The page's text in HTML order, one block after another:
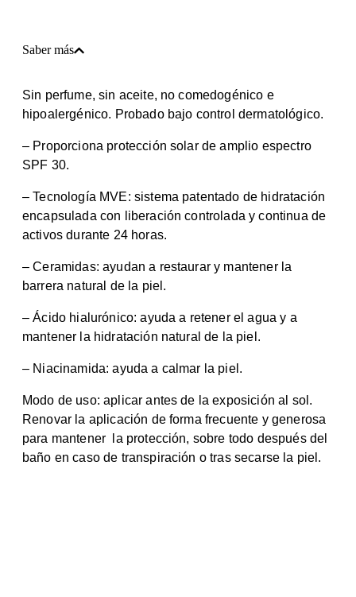
Saber más
Sin perfume, sin aceite, no comedogénico e
hipoalergénico. Probado bajo control dermatológico.
– Proporciona protección solar de amplio espectro
SPF 30.
– Tecnología MVE: sistema patentado de hidratación
encapsulada con liberación controlada y continua de
activos durante 24 horas.
– Ceramidas: ayudan a restaurar y mantener la
barrera natural de la piel.
– Ácido hialurónico: ayuda a retener el agua y a
mantener la hidratación natural de la piel.
– Niacinamida: ayuda a calmar la piel.
Modo de uso: aplicar antes de la exposición al sol.
Renovar la aplicación de forma frecuente y generosa
para mantener la protección, sobre todo después del
baño en caso de transpiración o tras secarse la piel.